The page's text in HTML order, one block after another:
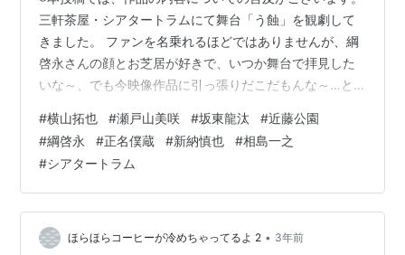
三軒茶屋・シアタートラムにて舞台「う蝕」を観劇して
きました。 ファンを名乗れるほどではありませんが、綱
啓永さんの顔とお芝居が好きで、いつか舞台で拝見した
いな～、でも今映像作品に引っ張りだこだもんな～…と
以下の通りです。 日本のどこかにある離島・コノ島。あ
る日、コノ島を謎の土砂災害が襲う。虫歯のように局地
的な地盤沈下は「う蝕」と呼ばれ、歯科治療のカルテと
犠牲者の身元を照合する為に4人の歯科医が集まった。ま
ずは地元の開業医・根田(新納)。根田の依頼で本土から派
遣されてきた加茂(近藤)と彼を慕う…
#横山拓也 #瀬戸山美咲 #坂東龍汰 #近藤公園
#綱啓永 #正名僕蔵 #新納慎也 #相島一之
#シアタートラム
ほらほらコーヒーが冷めちゃってるよ 2 • 3年前